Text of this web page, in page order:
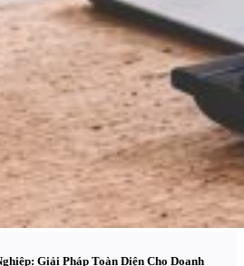
Giải Pháp Toàn Diện Cho Doanh